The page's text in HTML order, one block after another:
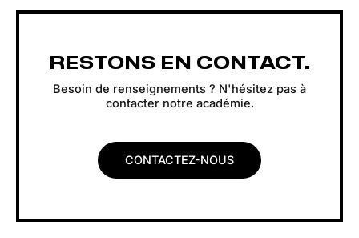
RESTONS EN CONTACT.
Besoin de renseignements ? N'hésitez pas à
contacter notre académie.
CONTACTEZ-NOUS